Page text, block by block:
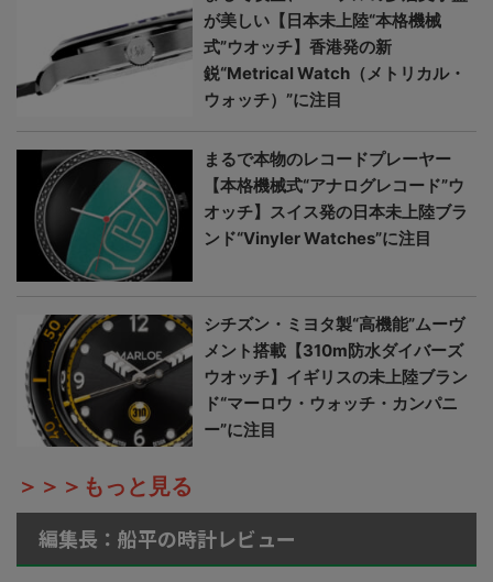
が美しい【日本未上陸“本格機械
式”ウオッチ】香港発の新
鋭“Metrical Watch（メトリカル・
ウォッチ）”に注目
まるで本物のレコードプレーヤー
【本格機械式“アナログレコード”ウ
オッチ】スイス発の日本未上陸ブラ
ンド“Vinyler Watches”に注目
シチズン・ミヨタ製“高機能”ムーヴ
メント搭載【310m防水ダイバーズ
ウオッチ】イギリスの未上陸ブラン
ド“マーロウ・ウォッチ・カンパニ
ー”に注目
＞＞＞もっと見る
編集長：船平の時計レビュー